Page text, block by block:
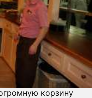
корзину